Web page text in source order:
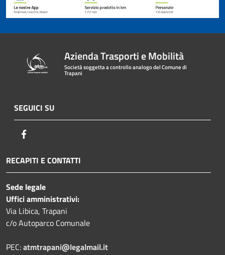
Azienda Trasporti e Mobilità
Società soggetta a controllo analogo del Comune di
Trapani
SEGUICI SU
RECAPITI E CONTATTI
Sede legale
Uffici amministrativi:
Via Libica, Trapani
c/o Autoparco Comunale
PEC:atmtrapani@legalmail.it